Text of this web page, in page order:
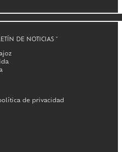
DE NOTICIAS
de privacidad